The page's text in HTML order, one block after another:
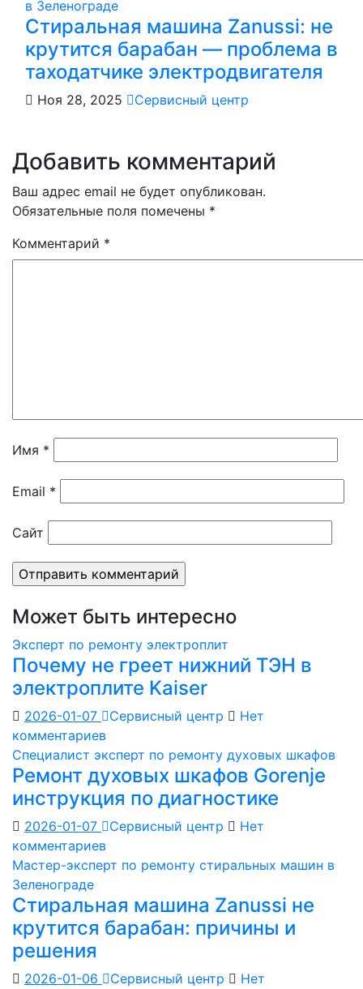
в Зеленограде
Стиральная машина Zanussi: не
крутится барабан — проблема в
таходатчике электродвигателя
Ноя 28, 2025 Сервисный центр
Добавить комментарий
Ваш адрес email не будет опубликован.
Обязательные поля помечены *
Комментарий *
Имя *
Email *
Сайт
Может быть интересно
Эксперт по ремонту электроплит
Почему не греет нижний ТЭН в
электроплите Kaiser
2026-01-07 Сервисный центр
Нет
комментариев
Специалист эксперт по ремонту духовых шкафов
Ремонт духовых шкафов Gorenje
инструкция по диагностике
2026-01-07 Сервисный центр
Нет
комментариев
Мастер-эксперт по ремонту стиральных машин в
Зеленограде
Стиральная машина Zanussi не
крутится барабан: причины и
решения
2026-01-06 Сервисный центр
Нет